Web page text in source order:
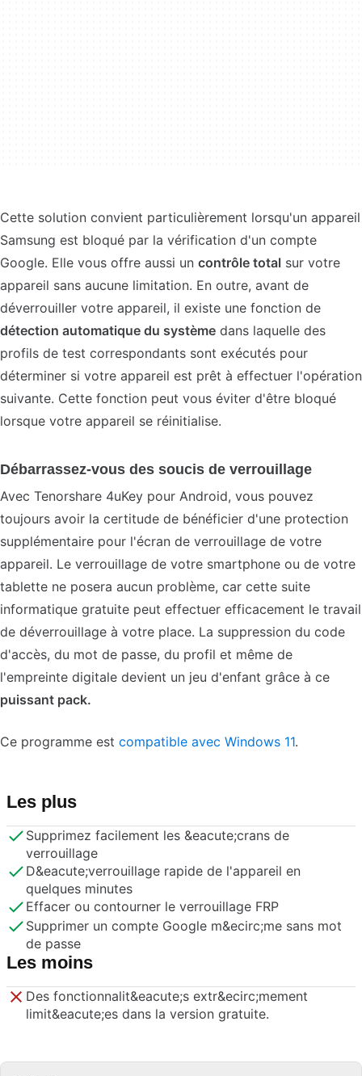
Cette solution convient particulièrement lorsqu'un appareil
Samsung est bloqué par la vérification d'un compte
Google. Elle vous offre aussi un contrôle total sur votre
appareil sans aucune limitation. En outre, avant de
déverrouiller votre appareil, il existe une fonction de
détection automatique du système dans laquelle des
profils de test correspondants sont exécutés pour
déterminer si votre appareil est prêt à effectuer l'opération
suivante. Cette fonction peut vous éviter d'être bloqué
lorsque votre appareil se réinitialise.
Débarrassez-vous des soucis de verrouillage
Avec Tenorshare 4uKey pour Android, vous pouvez
toujours avoir la certitude de bénéficier d'une protection
supplémentaire pour l'écran de verrouillage de votre
appareil. Le verrouillage de votre smartphone ou de votre
tablette ne posera aucun problème, car cette suite
informatique gratuite peut effectuer efficacement le travail
de déverrouillage à votre place. La suppression du code
d'accès, du mot de passe, du profil et même de
l'empreinte digitale devient un jeu d'enfant grâce à ce
puissant pack.
Ce programme est compatible avec Windows 11.
Les plus
Supprimez facilement les &eacute;crans de
verrouillage
D&eacute;verrouillage rapide de l'appareil en
quelques minutes
Effacer ou contourner le verrouillage FRP
Supprimer un compte Google m&ecirc;me sans mot
de passe
Les moins
Des fonctionnalit&eacute;s extr&ecirc;mement
limit&eacute;es dans la version gratuite.